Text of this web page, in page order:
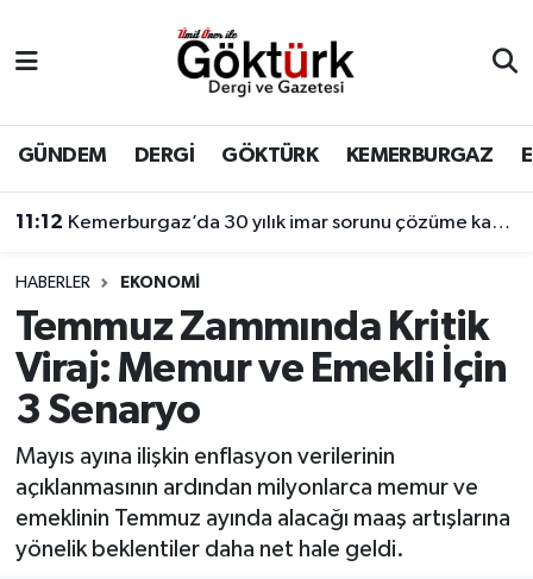
GÜNDEM DERGİ GÖKTÜRK KEMERBURGAZ
11:12 Kemerburgaz’da 30 yılık imar sorunu çözüme kavuşuyor
HABERLER EKONOMİ
Temmuz Zammında Kritik
Viraj: Memur ve Emekli İçin
3 Senaryo
Mayıs ayına ilişkin enflasyon verilerinin
açıklanmasının ardından milyonlarca memur ve
emeklinin Temmuz ayında alacağı maaş artışlarına
yönelik beklentiler daha net hale geldi.
BİLİM
DERGİ
DÜNYA
EĞİTİM
EKONOMİ
GÖKTÜRK
GÜNDEM
Eyüpsultan Hava Durumu
Eyüpsultan Trafik Yoğunluk Haritası
Süper Lig Puan Durumu ve Fikstür
Tüm Manşetler
Son Dakika Haberleri
Haber Arşivi